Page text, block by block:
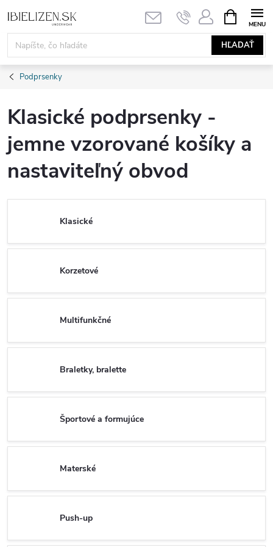
na
obsah
HĽADAŤ
KOŠÍK
Podprsenky
Klasické podprsenky -
jemne vzorované košíky a
nastaviteľný obvod
Klasické
Korzetové
Multifunkčné
Braletky, bralette
Športové a formujúce
Materské
Push-up